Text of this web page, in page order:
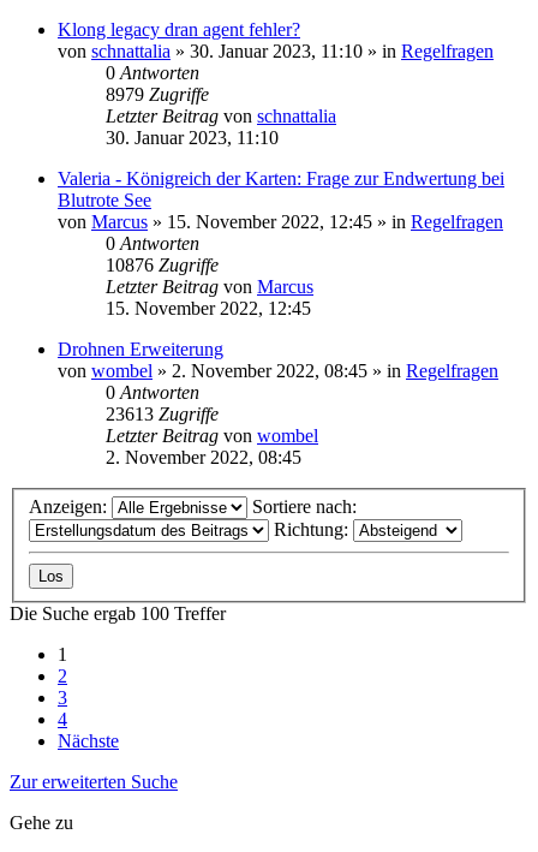
Klong legacy dran agent fehler?
von schnattalia » 30. Januar 2023, 11:10 » in Regelfragen
0 Antworten
8979 Zugriffe
Letzter Beitrag von schnattalia
30. Januar 2023, 11:10
Valeria - Königreich der Karten: Frage zur Endwertung bei
Blutrote See
von Marcus » 15. November 2022, 12:45 » in Regelfragen
0 Antworten
10876 Zugriffe
Letzter Beitrag von Marcus
15. November 2022, 12:45
Drohnen Erweiterung
von wombel » 2. November 2022, 08:45 » in Regelfragen
0 Antworten
23613 Zugriffe
Letzter Beitrag von wombel
2. November 2022, 08:45
Anzeigen:
Sortiere nach:
Richtung:
Die Suche ergab 100 Treffer
1
2
3
4
Nächste
Zur erweiterten Suche
Gehe zu